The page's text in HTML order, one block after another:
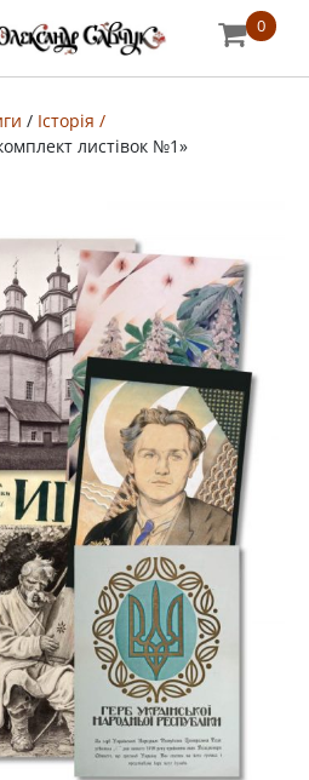
0
/ Історія /
листівок №1»